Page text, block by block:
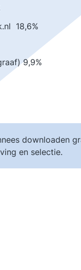
18,6%
9,9%
downloaden
en selectie.